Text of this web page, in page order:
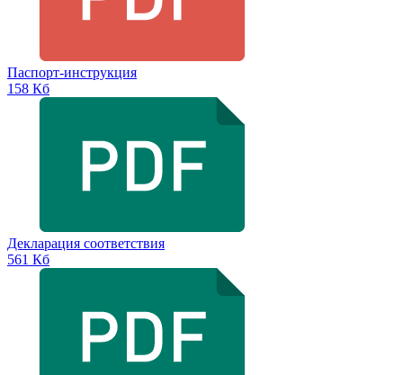
Паспорт-инструкция
158 Кб
Декларация соответствия
561 Кб